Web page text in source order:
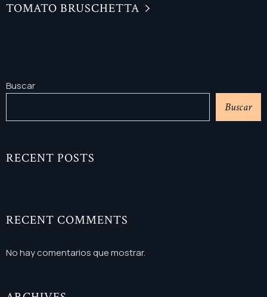
TOMATO BRUSCHETTA
Buscar
Buscar
RECENT POSTS
RECENT COMMENTS
No hay comentarios que mostrar.